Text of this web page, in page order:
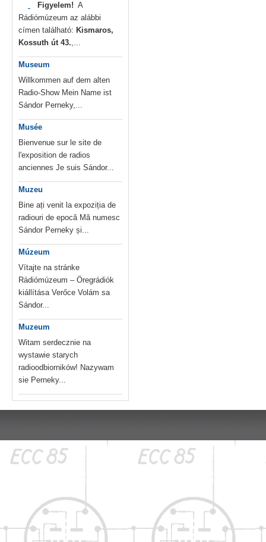
Figyelem! A
Rádiómúzeum az alábbi
címen található: Kismaros,
Kossuth út 43.,...
Museum
Willkommen auf dem alten
Radio-Show Mein Name ist
Sándor Perneky,...
Musée
Bienvenue sur le site de
l'exposition de radios
anciennes Je suis Sándor...
Muzeu
Bine ați venit la expoziția de
radiouri de epocă Mă numesc
Sándor Perneky și...
Múzeum
Vítajte na stránke
Rádiómúzeum – Öregrádiók
kiállítása Verőce Volám sa
Sándor...
Muzeum
Witam serdecznie na
wystawie starych
radioodbiorników! Nazywam
sie Perneky...